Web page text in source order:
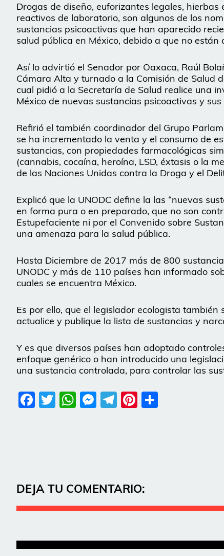
Drogas de diseño, euforizantes legales,
reactivos de laboratorio, son algunos de los
sustancias psicoactivas que han aparecido
salud pública en México, debido a que no están
Así lo advirtió el Senador por Oaxaca, Raúl
Cámara Alta y turnado a la Comisión de Salud
cual pidió a la Secretaría de Salud realice una
México de nuevas sustancias psicoactivas y
Refirió el también coordinador del Grupo
se ha incrementado la venta y el consumo de
sustancias, con propiedades farmacológicas
(cannabis, cocaína, heroína, LSD, éxtasis o la
de las Naciones Unidas contra la Droga y el
Explicó que la UNODC define la las “nuevas
en forma pura o en preparado, que no son
Estupefaciente ni por el Convenido sobre
una amenaza para la salud pública.
Hasta Diciembre de 2017 más de 800
UNODC y más de 110 países han informado
cuales se encuentra México.
Es por ello, que el legislador ecologista
actualice y publique la lista de sustancias y
Y es que diversos países han adoptado
enfoque genérico o han introducido una
una sustancia controlada, para controlar las
Facebook
Twitter
WhatsApp
Messenger
Telegram
Pinterest
DEJA TU COMENTARIO: